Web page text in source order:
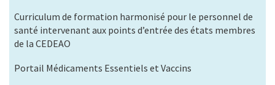
Curriculum de formation harmonisé pour le personnel de
santé intervenant aux points d’entrée des états membres
de la CEDEAO
Portail Médicaments Essentiels et Vaccins